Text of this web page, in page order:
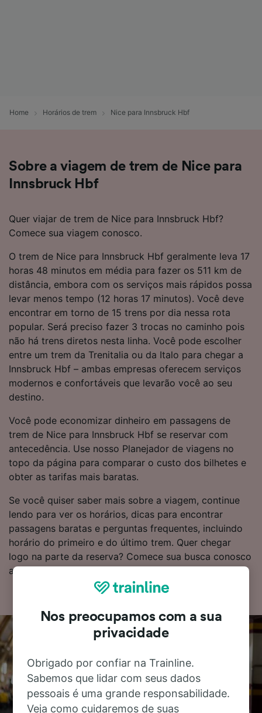
Home Horários de trem Nice para Innsbruck Hbf
Sobre a viagem de trem de Nice para
Innsbruck Hbf
Quer viajar de trem de Nice para Innsbruck Hbf?
Comece sua viagem conosco.
O trem de Nice para Innsbruck Hbf geralmente leva 17
horas 48 minutos em média para fazer os 511 km de
distância, embora com os serviços mais rápidos possa
levar menos tempo (12 horas 17 minutos). Você deve
encontrar em torno de 15 trens por dia nessa rota
popular. Será preciso fazer 3 trocas no caminho pois
não há trens diretos nesta linha. Você pode escolher
entre um trem da Trenitalia ou da Italo para chegar a
Innsbruck Hbf – ambas empresas oferecem serviços
modernos e confortáveis que levarão você ao seu
destino.
Você pode economizar dinheiro em passagens de
trem de Nice para Innsbruck Hbf se reservar com
antecedência. Use nosso Planejador de viagens no
topo da página para comparar o custo dos bilhetes e
obter as tarifas mais baratas.
Se você quiser saber mais sobre a viagem, continue
lendo para ver os horários, dicas para encontrar
passagens baratas e perguntas frequentes, incluindo
horário do primeiro e do último trem. Quer chegar
logo na parte da reserva? Comece sua busca conosco
agora mesmo!
Nos preocupamos com a sua
privacidade
Obrigado por confiar na Trainline.
Sabemos que lidar com seus dados
pessoais é uma grande responsabilidade.
Veja como cuidaremos de suas